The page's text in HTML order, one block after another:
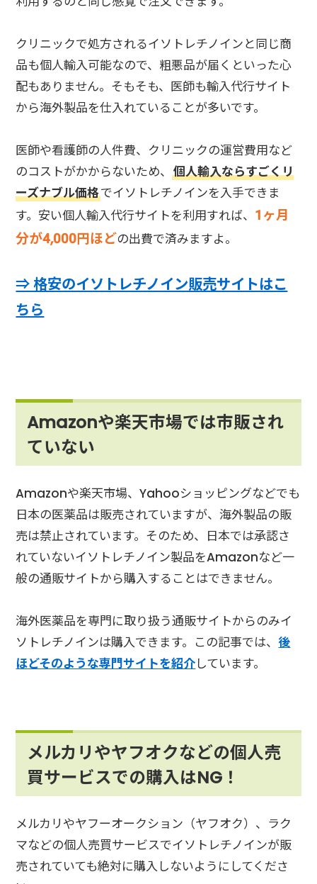
クリニックで処方されるイソトレチノインと同じ商
品も個人輸入可能なので、粗悪品が届くといった心
配もありません。そもそも、医師も輸入代行サイト
から海外製品を仕入れていることが多いです。
医師や看護師の人件費、クリニックの運営費用など
のコストがかからないため、個人輸入ならすごくリ
ーズナブル価格でイソトレチノインを入手できま
す。安い個人輸入代行サイトを利用すれば、 1ヶ月
分が4,000円ほどの出費で済みますよ。
⇒ 格安のイソトレチノイン販売サイトはこ
ちら
Amazonや楽天市場では市販され
ていない
Amazonや楽天市場、Yahooショッピングなどでも
日本の医薬品は販売されていますが、海外製品の販
売は禁止されています。そのため、日本では承認さ
れていないイソトレチノイン製品をAmazonなど一
般の通販サイトから購入することはできません。
海外医薬品を専門に取り扱う通販サイトからのみイ
ソトレチノインは購入できます。この記事では、後
ほどそのような専門サイトを紹介しています。
メルカリやヤフオクなどの個人売
買サービスでの購入はNG！
メルカリやヤフーオークション（ヤフオク）、ラク
マなどの個人売買サービスでイソトレチノインが販
売されていても絶対に購入しないようにしてくださ